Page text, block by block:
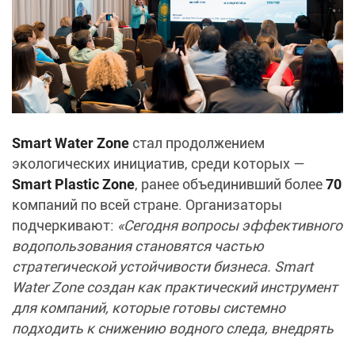
Smart Water Zone стал продолжением
экологических инициатив, среди которых —
Smart Plastic Zone, ранее объединивший более70
компаний по всей стране. Организаторы
подчеркивают: «Сегодня вопросы эффективного
водопользования становятся частью
стратегической устойчивости бизнеса. Smart
Water Zone создан как практический инструмент
для компаний, которые готовы системно
подходить к снижению водного следа, внедрять